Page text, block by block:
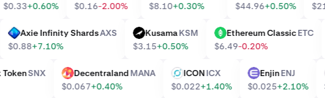
$0.33+0.60%
$0.16-2.00%
$8.10+0.30%
$44.96+0.50%
AXS Axie Infinity ShardsAXS
$0.88+7.10%
KSM KusamaKSM
$3.15+0.50%
ETC Ethereum ClassicETC
$6.49-0.20%
TokenSNX
MANADecentralandMANA
$0.067+0.40%
ICX ICONICX
$0.022+1.40%
ENJ EnjinENJ
$0.025+2.10%